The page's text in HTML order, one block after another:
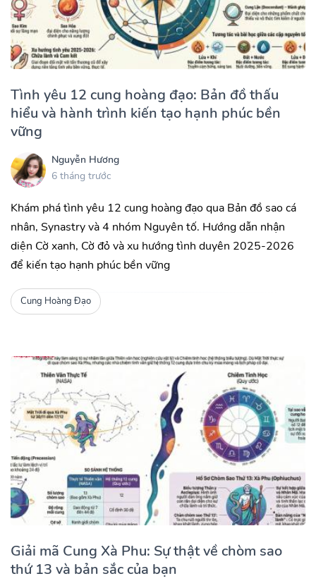
Tình yêu 12 cung hoàng đạo: Bản đồ thấu
hiểu và hành trình kiến tạo hạnh phúc bền
vững
Nguyễn Hương
6 tháng trước
Khám phá tình yêu 12 cung hoàng đạo qua Bản đồ sao cá
nhân, Synastry và 4 nhóm Nguyên tố. Hướng dẫn nhận
diện Cờ xanh, Cờ đỏ và xu hướng tình duyên 2025-2026
để kiến tạo hạnh phúc bền vững
Cung Hoàng Đạo
Giải mã Cung Xà Phu: Sự thật về chòm sao
thứ 13 và bản sắc của bạn